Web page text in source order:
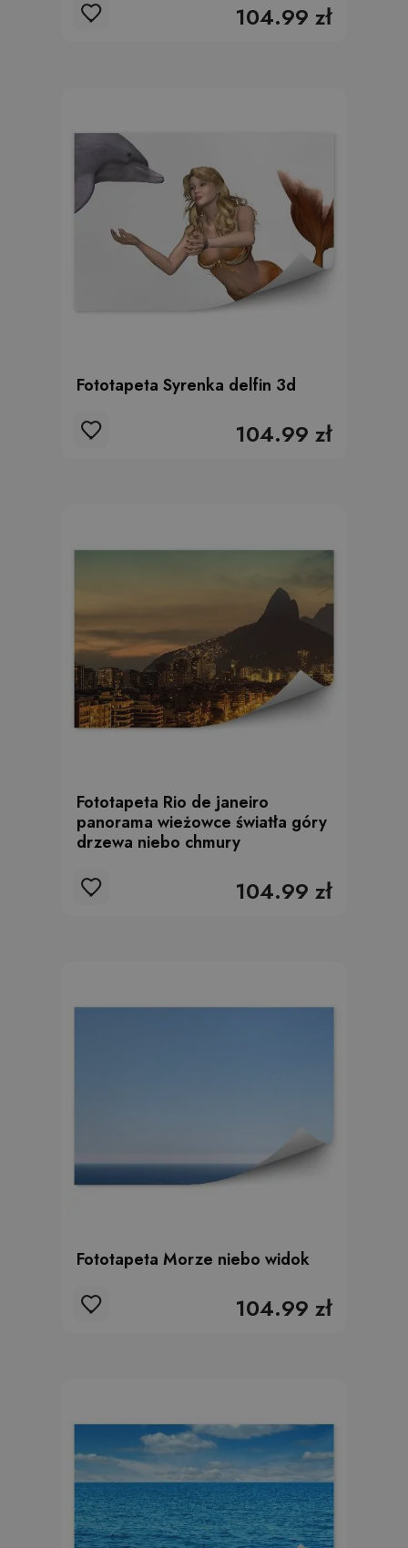
104.99 zł
Fototapeta Syrenka delfin 3d
104.99 zł
Fototapeta Rio de janeiro
panorama wieżowce światła góry
drzewa niebo chmury
104.99 zł
Fototapeta Morze niebo widok
104.99 zł